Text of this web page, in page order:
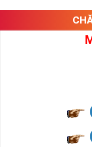
như sự sắp xếp của
Ý nghĩa sim tứ
nhiều thành công,
và tính hai mặt. Số 2